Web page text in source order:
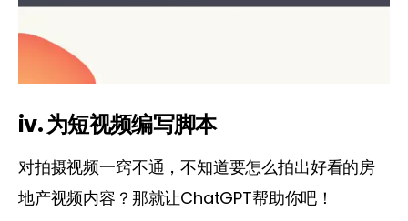
iv. 为短视频编写脚本
对拍摄视频一窍不通，不知道要怎么拍出好看的房
地产视频内容？那就让ChatGPT帮助你吧！